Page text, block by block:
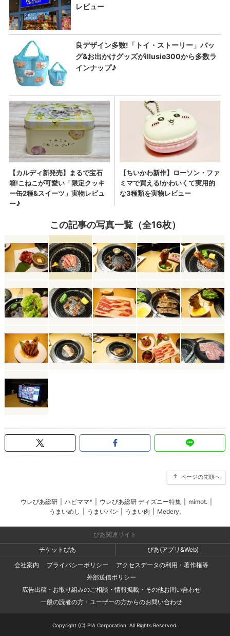
この記事の写真一覧（全16枚）
ページの先頭へ
ウレぴあ総研 ハピママ* ウレぴあ総研 ディズニー特集 mimot.
うまいめし
うまいパン うまい肉 Medery.
ぴあ関連サイト
チケットぴあ
ぴあ(アプリ&Web)
会社案内
プライバシーポリシー
アクセスデータの利用・著作権等
外部送信ポリシー
広告出稿・お取り組みのご相談・情報掲載・その他お問い合わせ
一般の読者の方・ユーザーの方からのお問い合わせ
Copyright (C) PIA Corporation. All Rights Reserved.